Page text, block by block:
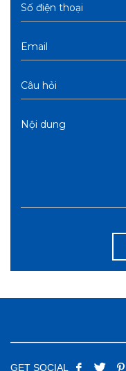
Số điện thoại
Email
Câu hỏi
Nội dung
GET SOCIAL